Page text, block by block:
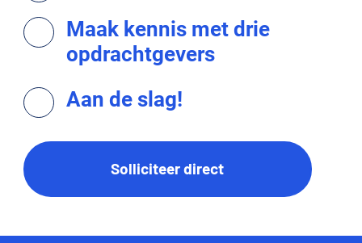
Maak kennis met drie
opdrachtgevers
Aan de slag!
Solliciteer direct